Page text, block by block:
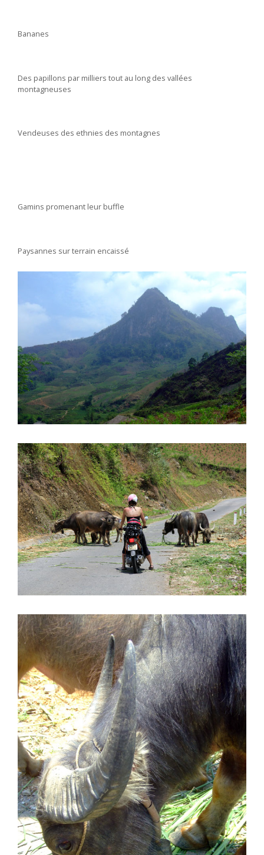
Bananes
Des papillons par milliers tout au long des vallées
montagneuses
Vendeuses des ethnies des montagnes
Gamins promenant leur buffle
Paysannes sur terrain encaissé